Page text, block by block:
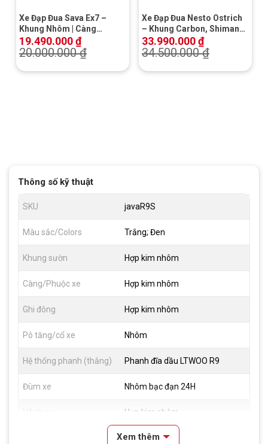
Xe Đạp Đua Sava Ex7 –
Khung Nhôm | Càng
Carbon | Shimano 105 |
Phanh Dầu Giá Rẻ | Khuyến
19.490.000₫
20.000.000₫
Xe Đạp Đua Nesto Ostrich
– Khung Carbon, Shimano
105, Phanh Đĩa Dầu
33.990.000₫
34.500.000₫
Thông số kỹ thuật
SKU javaR9S
Màu sắc/Colors Trắng; Đen
Khung sườn Hợp kim nhôm
Càng/Phuộc xe Hợp kim nhôm
Ghi đông Hợp kim nhôm
Pô tăng/cổ xe Nhôm
Hệ thống phanh (thắng) Phanh đĩa dầu LTWOO R9
Đùm xe Nhôm bạc đạn 24H
Hợp kim nhôm
Compass 700x28C
Xem thêm